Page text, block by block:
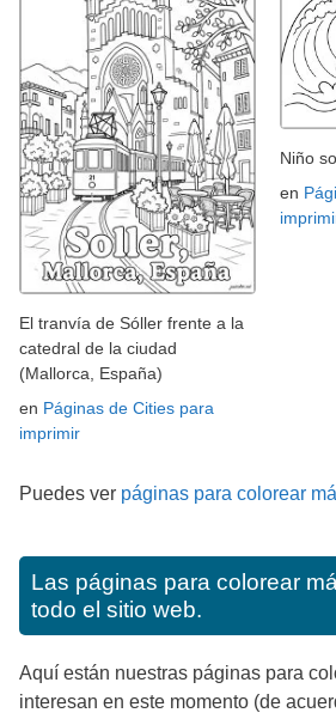
El tranvía de Sóller frente a la
catedral de la ciudad
(Mallorca, España)
en Páginas de Cities para
imprimir
Niño
en
Puedes ver páginas para colorear
Las páginas para colorear
todo el sitio web.
Aquí están nuestras páginas para
interesan en este momento (de